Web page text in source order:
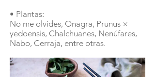
• Plantas:
No me olvides, Onagra, Prunus ×
yedoensis, Chalchuanes, Nenúfares,
Nabo, Cerraja, entre otras.